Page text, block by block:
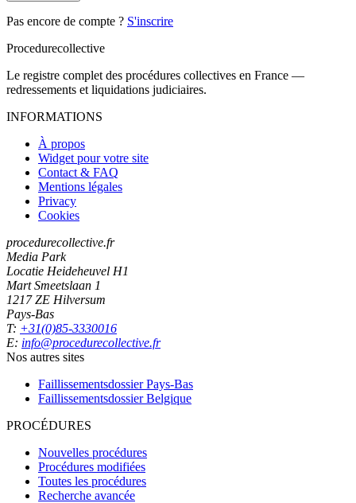
Pas encore de compte ? S'inscrire
Procedurecollective
Le registre complet des procédures collectives en France —
redressements et liquidations judiciaires.
INFORMATIONS
À propos
Widget pour votre site
Contact & FAQ
Mentions légales
Privacy
Cookies
procedurecollective.fr
Media Park
Locatie Heideheuvel H1
Mart Smeetslaan 1
1217 ZE Hilversum
Pays-Bas
T: +31(0)85-3330016
E: info@procedurecollective.fr
Nos autres sites
Faillissementsdossier Pays-Bas
Faillissementsdossier Belgique
PROCÉDURES
Nouvelles procédures
Procédures modifiées
Toutes les procédures
Recherche avancée